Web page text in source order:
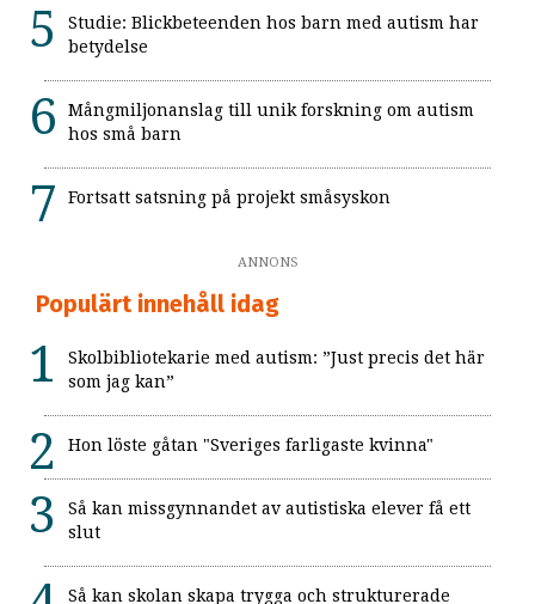
Studie: Blickbeteenden hos barn med autism har
betydelse
Mångmiljonanslag till unik forskning om autism
hos små barn
Fortsatt satsning på projekt småsyskon
ANNONS
Populärt innehåll idag
Skolbibliotekarie med autism: ”Just precis det här
som jag kan”
Hon löste gåtan "Sveriges farligaste kvinna"
Så kan missgynnandet av autistiska elever få ett
slut
Så kan skolan skapa trygga och strukturerade